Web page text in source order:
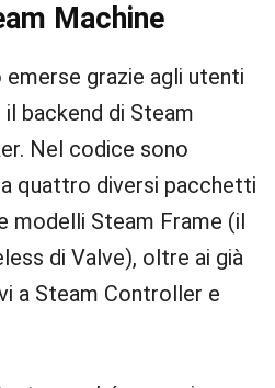
Machine
grazie agli utenti
backend di Steam
Nel codice sono
quattro diversi pacchetti
modelli Steam Frame (il
di Valve), oltre ai già
a Steam Controller e